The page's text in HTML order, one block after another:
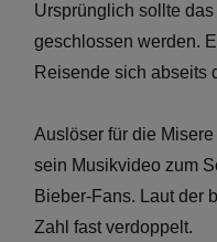
Ursprünglich sollte
geschlossen werden.
Reisende sich abseits
Auslöser für die
sein Musikvideo zum
Bieber-Fans. Laut der
Zahl fast verdoppelt.